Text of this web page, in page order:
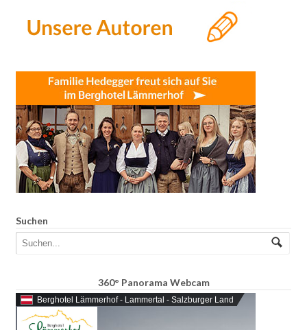
Suchen
360° Panorama Webcam
Berghotel Lämmerhof - Lammertal - Salzburger Land